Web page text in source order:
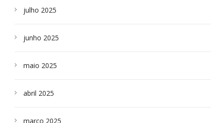
julho 2025
junho 2025
maio 2025
abril 2025
março 2025